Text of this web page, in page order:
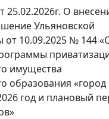
О
Ульяновской
от 10.09.2025 № 144
имущества
образования «город
год и плановый